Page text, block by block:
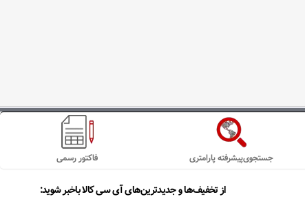
فاکتور رسمی جستجوی‌پیشرفته پارامتری
از تخفیف‌ها و جدیدترین‌های آی سی کالا باخبر شوید: